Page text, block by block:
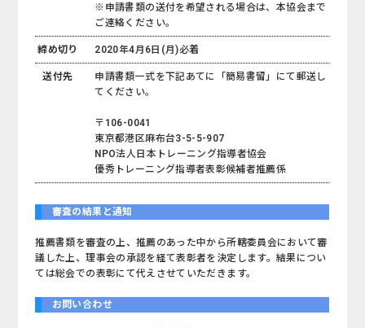
※申請書類の送付を希望される場合は、本協会まで
ご連絡ください。
締め切り 2020年4月6日(月)必着
送付先
申請書類一式を下記あてに「簡易書留」にて郵送し
てください。
〒106-0041
東京都港区麻布台3-5-5-907
NPO法人日本トレーニング指導者協会
優秀トレーニング指導者表彰候補者推薦係
審査の結果と通知
推薦書類を審査の上、推薦のあった中から所轄委員会において審
議した上、理事会の承認を経て表彰者を決定します。結果につい
ては総会での表彰にて代えさせていただきます。
お問い合わせ